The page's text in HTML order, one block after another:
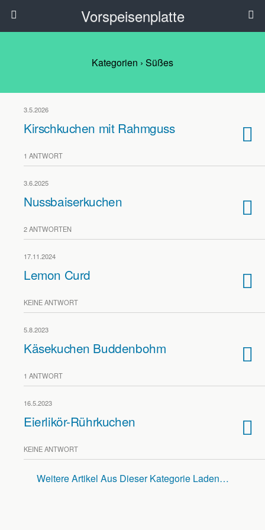
Vorspeisenplatte
Kategorien › Süßes
3.5.2026
Kirschkuchen mit Rahmguss
1 ANTWORT
3.6.2025
Nussbaiserkuchen
2 ANTWORTEN
17.11.2024
Lemon Curd
KEINE ANTWORT
5.8.2023
Käsekuchen Buddenbohm
1 ANTWORT
16.5.2023
Eierlikör-Rührkuchen
KEINE ANTWORT
Weitere Artikel Aus Dieser Kategorie Laden…